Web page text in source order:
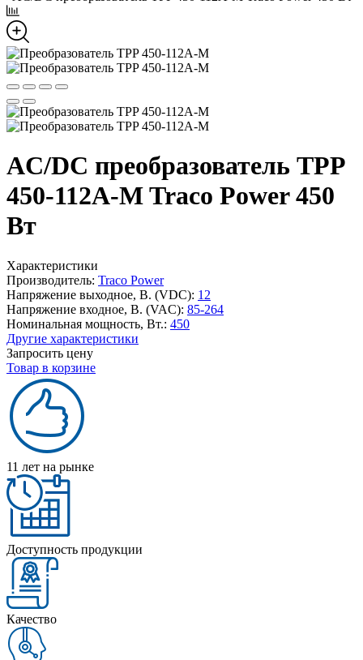
AC/DC преобразователь TPP
450-112A-M Traco Power 450
Вт
Характеристики
Производитель: Traco Power
Напряжение выходное, В. (VDC): 12
Напряжение входное, В. (VAC): 85-264
Номинальная мощность, Вт.: 450
Другие характеристики
Запросить цену
Товар в корзине
11 лет на рынке
Доступность продукции
Качество